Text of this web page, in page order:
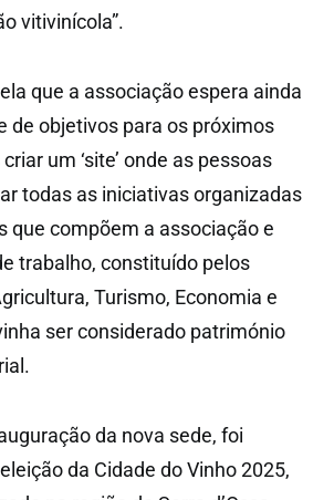
vitivinícola”.
que a associação espera ainda
de objetivos para os próximos
um ‘site’ onde as pessoas
todas as iniciativas organizadas
que compõem a associação e
trabalho, constituído pelos
Turismo, Economia e
ser considerado património
da nova sede, foi
da Cidade do Vinho 2025,